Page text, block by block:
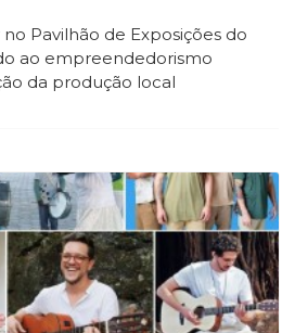
Pavilhão de Exposições do
ao empreendedorismo
da produção local